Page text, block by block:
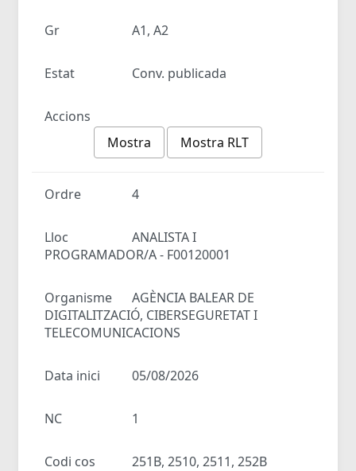
Gr A1, A2
Estat Conv. publicada
Accions
Mostra
Mostra RLT
Ordre 4
Lloc
ANALISTA I
PROGRAMADOR/A - F00120001
Organisme
AGÈNCIA BALEAR DE
DIGITALITZACIÓ, CIBERSEGURETAT I
TELECOMUNICACIONS
Data inici 05/08/2026
NC 1
Codi cos 251B, 2510, 2511, 252B